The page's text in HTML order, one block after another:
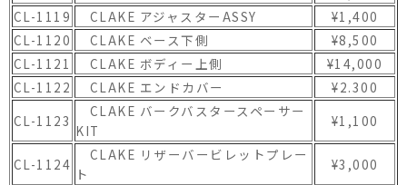
CL-1119
CLAKE アジャスターASSY
¥1,400
CL-1120
CLAKE ベース下側
¥8,500
CL-1121
CLAKE ボディー上側
¥14,000
CL-1122
CLAKE エンドカバー
¥2.300
CL-1123
CLAKE バークバスタースペーサー
KIT
¥1,100
CL-1124
CLAKE リザーバービレットプレー
ト
¥3,000